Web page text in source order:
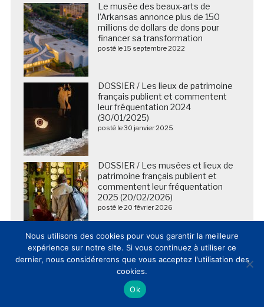
Le musée des beaux-arts de
l’Arkansas annonce plus de 150
millions de dollars de dons pour
financer sa transformation
posté le 15 septembre 2022
DOSSIER / Les lieux de patrimoine
français publient et commentent
leur fréquentation 2024
(30/01/2025)
posté le 30 janvier 2025
DOSSIER / Les musées et lieux de
patrimoine français publient et
commentent leur fréquentation
2025 (20/02/2026)
posté le 20 février 2026
Nous utilisons des cookies pour vous garantir la meilleure
expérience sur notre site. Si vous continuez à utiliser ce
dernier, nous considérerons que vous acceptez l'utilisation des
cookies.
Ok